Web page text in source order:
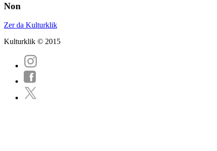
Non
Zer da Kulturklik
Kulturklik © 2015